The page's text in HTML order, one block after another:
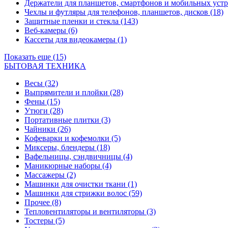
Держатели для планшетов, смартфонов и мобильных
Чехлы и футляры для телефонов, планшетов, дисков (18)
Защитные пленки и стекла (143)
Веб-камеры (6)
Кассеты для видеокамеры (1)
Показать еще (15)
БЫТОВАЯ ТЕХНИКА
Весы (32)
Выпрямители и плойки (28)
Фены (15)
Утюги (28)
Портативные плитки (3)
Чайники (26)
Кофеварки и кофемолки (5)
Миксеры, блендеры (18)
Вафельницы, сэндвичницы (4)
Маникюрные наборы (4)
Массажеры (2)
Машинки для очистки ткани (1)
Машинки для стрижки волос (59)
Прочее (8)
Тепловентиляторы и вентиляторы (3)
Тостеры (5)